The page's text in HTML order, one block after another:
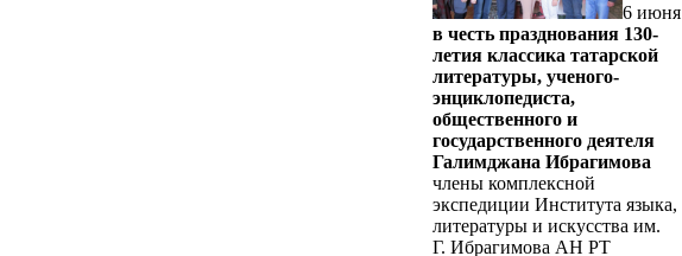
6 июня
в честь празднования 130-
летия классика татарской
литературы, ученого-
энциклопедиста,
общественного и
государственного деятеля
Галимджана Ибрагимова
члены комплексной
экспедиции Института языка,
литературы и искусства им.
Г. Ибрагимова АН РТ